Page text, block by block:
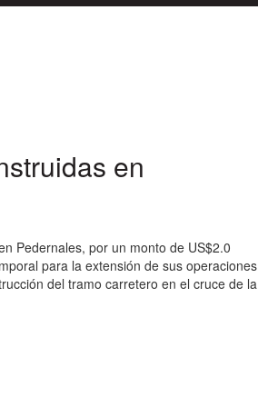
en
Pedernales, por un monto de US$2.0
para la extensión de sus operaciones
del tramo carretero en el cruce de la